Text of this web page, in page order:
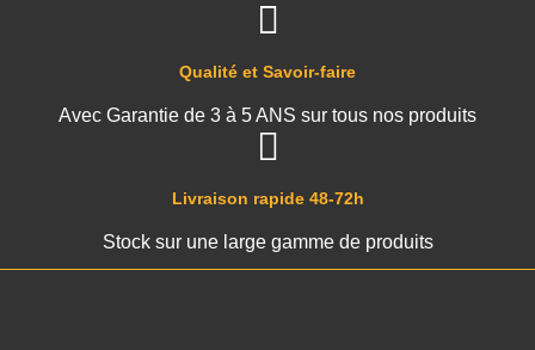
Livraison rapide 48-72h
Stock sur une large gamme de produits
Qualité et Savoir-faire
Avec Garantie de 3 à 5 ANS sur tous nos produits